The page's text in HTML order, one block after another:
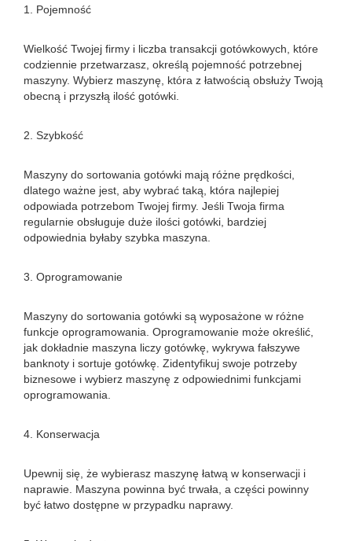
1. Pojemność
Wielkość Twojej firmy i liczba transakcji gotówkowych, które
codziennie przetwarzasz, określą pojemność potrzebnej
maszyny. Wybierz maszynę, która z łatwością obsłuży Twoją
obecną i przyszłą ilość gotówki.
2. Szybkość
Maszyny do sortowania gotówki mają różne prędkości,
dlatego ważne jest, aby wybrać taką, która najlepiej
odpowiada potrzebom Twojej firmy. Jeśli Twoja firma
regularnie obsługuje duże ilości gotówki, bardziej
odpowiednia byłaby szybka maszyna.
3. Oprogramowanie
Maszyny do sortowania gotówki są wyposażone w różne
funkcje oprogramowania. Oprogramowanie może określić,
jak dokładnie maszyna liczy gotówkę, wykrywa fałszywe
banknoty i sortuje gotówkę. Zidentyfikuj swoje potrzeby
biznesowe i wybierz maszynę z odpowiednimi funkcjami
oprogramowania.
4. Konserwacja
Upewnij się, że wybierasz maszynę łatwą w konserwacji i
naprawie. Maszyna powinna być trwała, a części powinny
być łatwo dostępne w przypadku naprawy.